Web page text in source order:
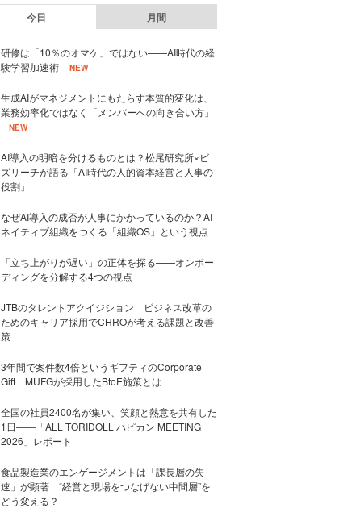
今日 月間
研修は「10％のオマケ」ではない——AI時代の経
験学習加速術
NEW
生成AIがマネジメントにもたらす本質的変化は、
業務効率化ではなく「メンバーへの向き合い方」
NEW
AI導入の明暗を分けるものとは？松尾研究所×ビ
ズリーチが語る「AI時代の人的資本経営と人事の
役割」
なぜAI導入の成否が人事にかかっているのか？AI
ネイティブ組織をつくる「組織OS」という視点
「立ち上がりが遅い」の正体を探る——オンボー
ディングを分解する4つの視点
JTBのタレントアクイジション ビジネス改革の
ためのキャリア採用でCHROが考える課題と改善
策
3年間で案件数4倍というギフティのCorporate
Gift MUFGが採用したBtoE施策とは
全国の社員2400名が集い、笑顔と熱意を共有した
1日――「ALL TORIDOLL ハピカン MEETING
2026」レポート
食品製造業のエンゲージメントは「課長層の失
速」が顕著 “経営と現場をつなげない中間層”を
どう変える？